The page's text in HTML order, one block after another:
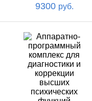
9300 руб.